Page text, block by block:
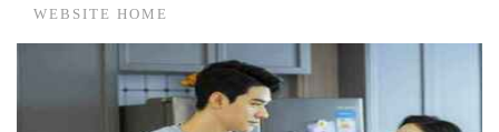
WEBSITE HOME